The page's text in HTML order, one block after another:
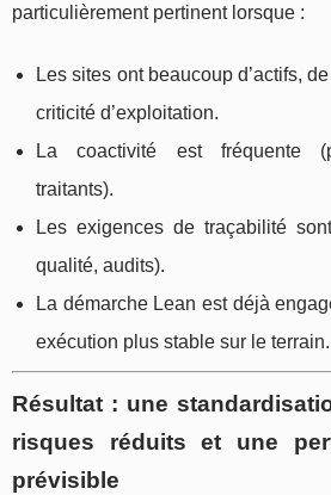
particulièrement pertinent lorsque :
Les sites ont beaucoup d’actifs,
criticité d’exploitation.
La coactivité est fréquente
traitants).
Les exigences de traçabilité
qualité, audits).
La démarche Lean est déjà
exécution plus stable sur le terrain.
Résultat : une
risques réduits et une
prévisible